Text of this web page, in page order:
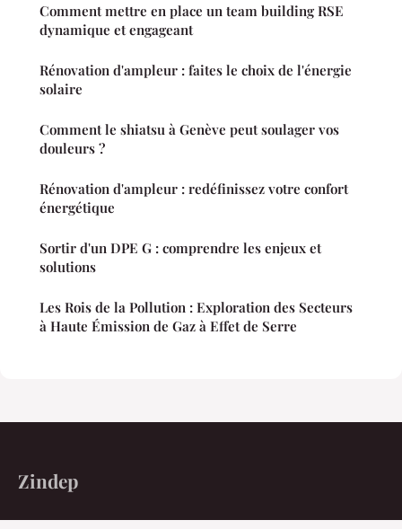
Comment mettre en place un team building RSE
dynamique et engageant
Rénovation d'ampleur : faites le choix de l'énergie
solaire
Comment le shiatsu à Genève peut soulager vos
douleurs ?
Rénovation d'ampleur : redéfinissez votre confort
énergétique
Sortir d'un DPE G : comprendre les enjeux et
solutions
Les Rois de la Pollution : Exploration des Secteurs
à Haute Émission de Gaz à Effet de Serre
Zindep